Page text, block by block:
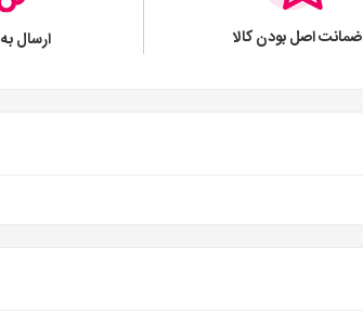
ضمانت اصل بودن کالا ارسال